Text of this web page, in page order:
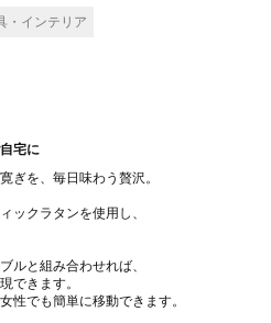
・インテリア
宅に
ぎを、毎日味わう贅沢。
ックラタンを使用し、
ルと組み合わせれば、
できます。
性でも簡単に移動できます。